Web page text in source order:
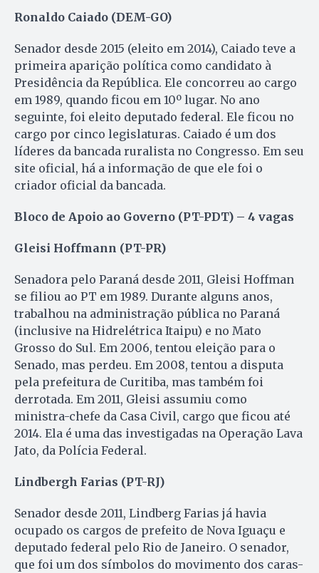
Ronaldo Caiado (DEM-GO)
Senador desde 2015 (eleito em 2014), Caiado teve a
primeira aparição política como candidato à
Presidência da República. Ele concorreu ao cargo
em 1989, quando ficou em 10º lugar. No ano
seguinte, foi eleito deputado federal. Ele ficou no
cargo por cinco legislaturas. Caiado é um dos
líderes da bancada ruralista no Congresso. Em seu
site oficial, há a informação de que ele foi o
criador oficial da bancada.
Bloco de Apoio ao Governo (PT-PDT) – 4 vagas
Gleisi Hoffmann (PT-PR)
Senadora pelo Paraná desde 2011, Gleisi Hoffman
se filiou ao PT em 1989. Durante alguns anos,
trabalhou na administração pública no Paraná
(inclusive na Hidrelétrica Itaipu) e no Mato
Grosso do Sul. Em 2006, tentou eleição para o
Senado, mas perdeu. Em 2008, tentou a disputa
pela prefeitura de Curitiba, mas também foi
derrotada. Em 2011, Gleisi assumiu como
ministra-chefe da Casa Civil, cargo que ficou até
2014. Ela é uma das investigadas na Operação Lava
Jato, da Polícia Federal.
Lindbergh Farias (PT-RJ)
Senador desde 2011, Lindberg Farias já havia
ocupado os cargos de prefeito de Nova Iguaçu e
deputado federal pelo Rio de Janeiro. O senador,
que foi um dos símbolos do movimento dos caras-